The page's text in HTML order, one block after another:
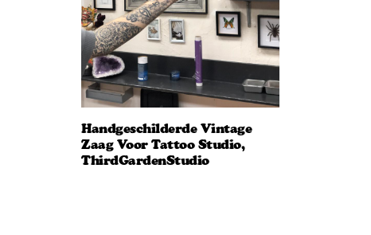
Handgeschilderde Vintage
Zaag Voor Tattoo Studio,
ThirdGardenStudio